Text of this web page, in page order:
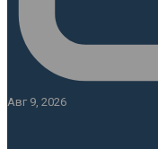
Авг 9, 2026